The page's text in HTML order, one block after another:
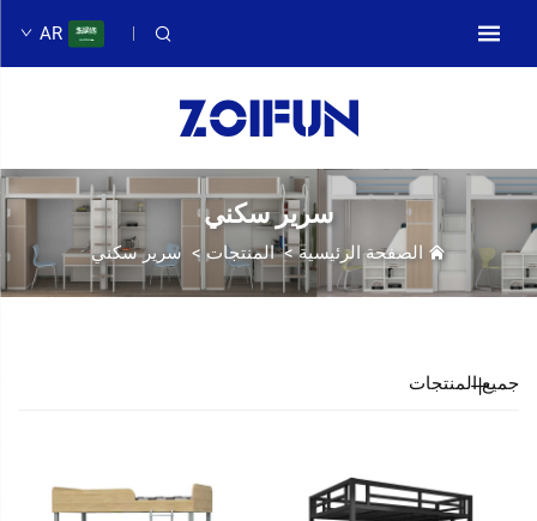
AR
سرير سكني
الصفحة الرئيسية>المنتجات > سرير سكني
جميع المنتجات